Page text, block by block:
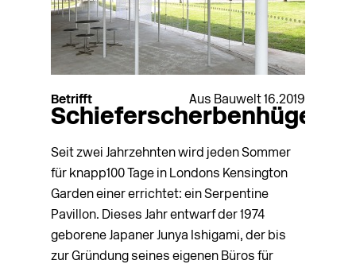
Betrifft Aus Bauwelt 16.2019
Schieferscherbenhügel
Seit zwei Jahrzehnten wird jeden Sommer
für knapp100 Tage in Londons Kensington
Garden einer errichtet: ein Serpentine
Pavillon. Dieses Jahr entwarf der 1974
geborene Japaner Junya Ishigami, der bis
zur Gründung seines eigenen Büros für